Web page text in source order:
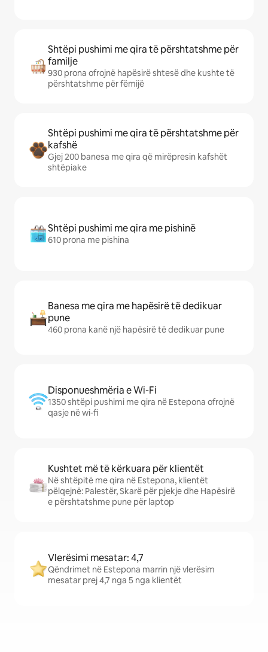
Shtëpi pushimi me qira të përshtatshme për
familje
930 prona ofrojnë hapësirë shtesë dhe kushte të
përshtatshme për fëmijë
Shtëpi pushimi me qira të përshtatshme për
kafshë
Gjej 200 banesa me qira që mirëpresin kafshët
shtëpiake
Shtëpi pushimi me qira me pishinë
610 prona me pishina
Banesa me qira me hapësirë të dedikuar
pune
460 prona kanë një hapësirë të dedikuar pune
Disponueshmëria e Wi-Fi
1350 shtëpi pushimi me qira në Estepona ofrojnë
qasje në wi-fi
Kushtet më të kërkuara për klientët
Në shtëpitë me qira në Estepona, klientët
pëlqejnë: Palestër, Skarë për pjekje dhe Hapësirë
e përshtatshme pune për laptop
Vlerësimi mesatar: 4,7
Qëndrimet në Estepona marrin një vlerësim
mesatar prej 4,7 nga 5 nga klientët